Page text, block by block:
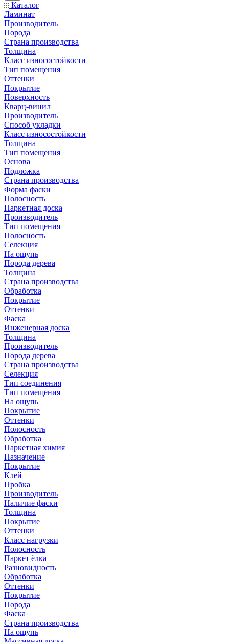
Каталог
Ламинат
Производитель
Порода
Страна производства
Толщина
Класс износостойкости
Тип помещения
Оттенки
Покрытие
Поверхность
Кварц-винил
Производитель
Способ укладки
Класс износостойкости
Толщина
Тип помещения
Основа
Подложка
Страна производства
Форма фаски
Полосность
Паркетная доска
Производитель
Тип помещения
Полосность
Селекция
На ощупь
Порода дерева
Толщина
Страна производства
Обработка
Покрытие
Оттенки
Фаска
Инженерная доска
Толщина
Производитель
Порода дерева
Страна производства
Селекция
Тип соединения
Тип помещения
На ощупь
Покрытие
Оттенки
Полосность
Обработка
Паркетная химия
Назначение
Покрытие
Клей
Пробка
Производитель
Наличие фаски
Толщина
Покрытие
Оттенки
Класс нагрузки
Полосность
Паркет ёлка
Разновидность
Обработка
Оттенки
Покрытие
Порода
Фаска
Страна производства
На ощупь